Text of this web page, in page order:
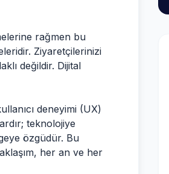
rağmen bu
Ziyaretçilerinizi
değildir. Dijital
deneyimi (UX)
teknolojiye
özgüdür. Bu
her an ve her